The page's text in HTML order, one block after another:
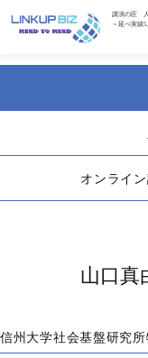
講演の匠
～延べ実績
オンライ
山口真
信州大学社会基盤研究